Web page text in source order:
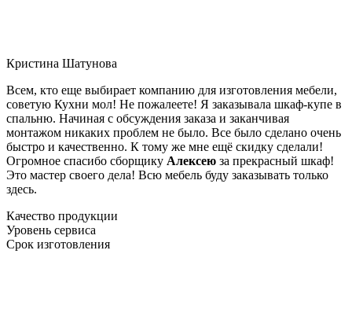
Кристина Шатунова
Всем, кто еще выбирает компанию для изготовления мебели,
советую Кухни мол! Не пожалеете! Я заказывала шкаф-купе в
спальню. Начиная с обсуждения заказа и заканчивая
монтажом никаких проблем не было. Все было сделано очень
быстро и качественно. К тому же мне ещё скидку сделали!
Огромное спасибо сборщику Алексею за прекрасный шкаф!
Это мастер своего дела! Всю мебель буду заказывать только
здесь.
Качество продукции
Уровень сервиса
Срок изготовления